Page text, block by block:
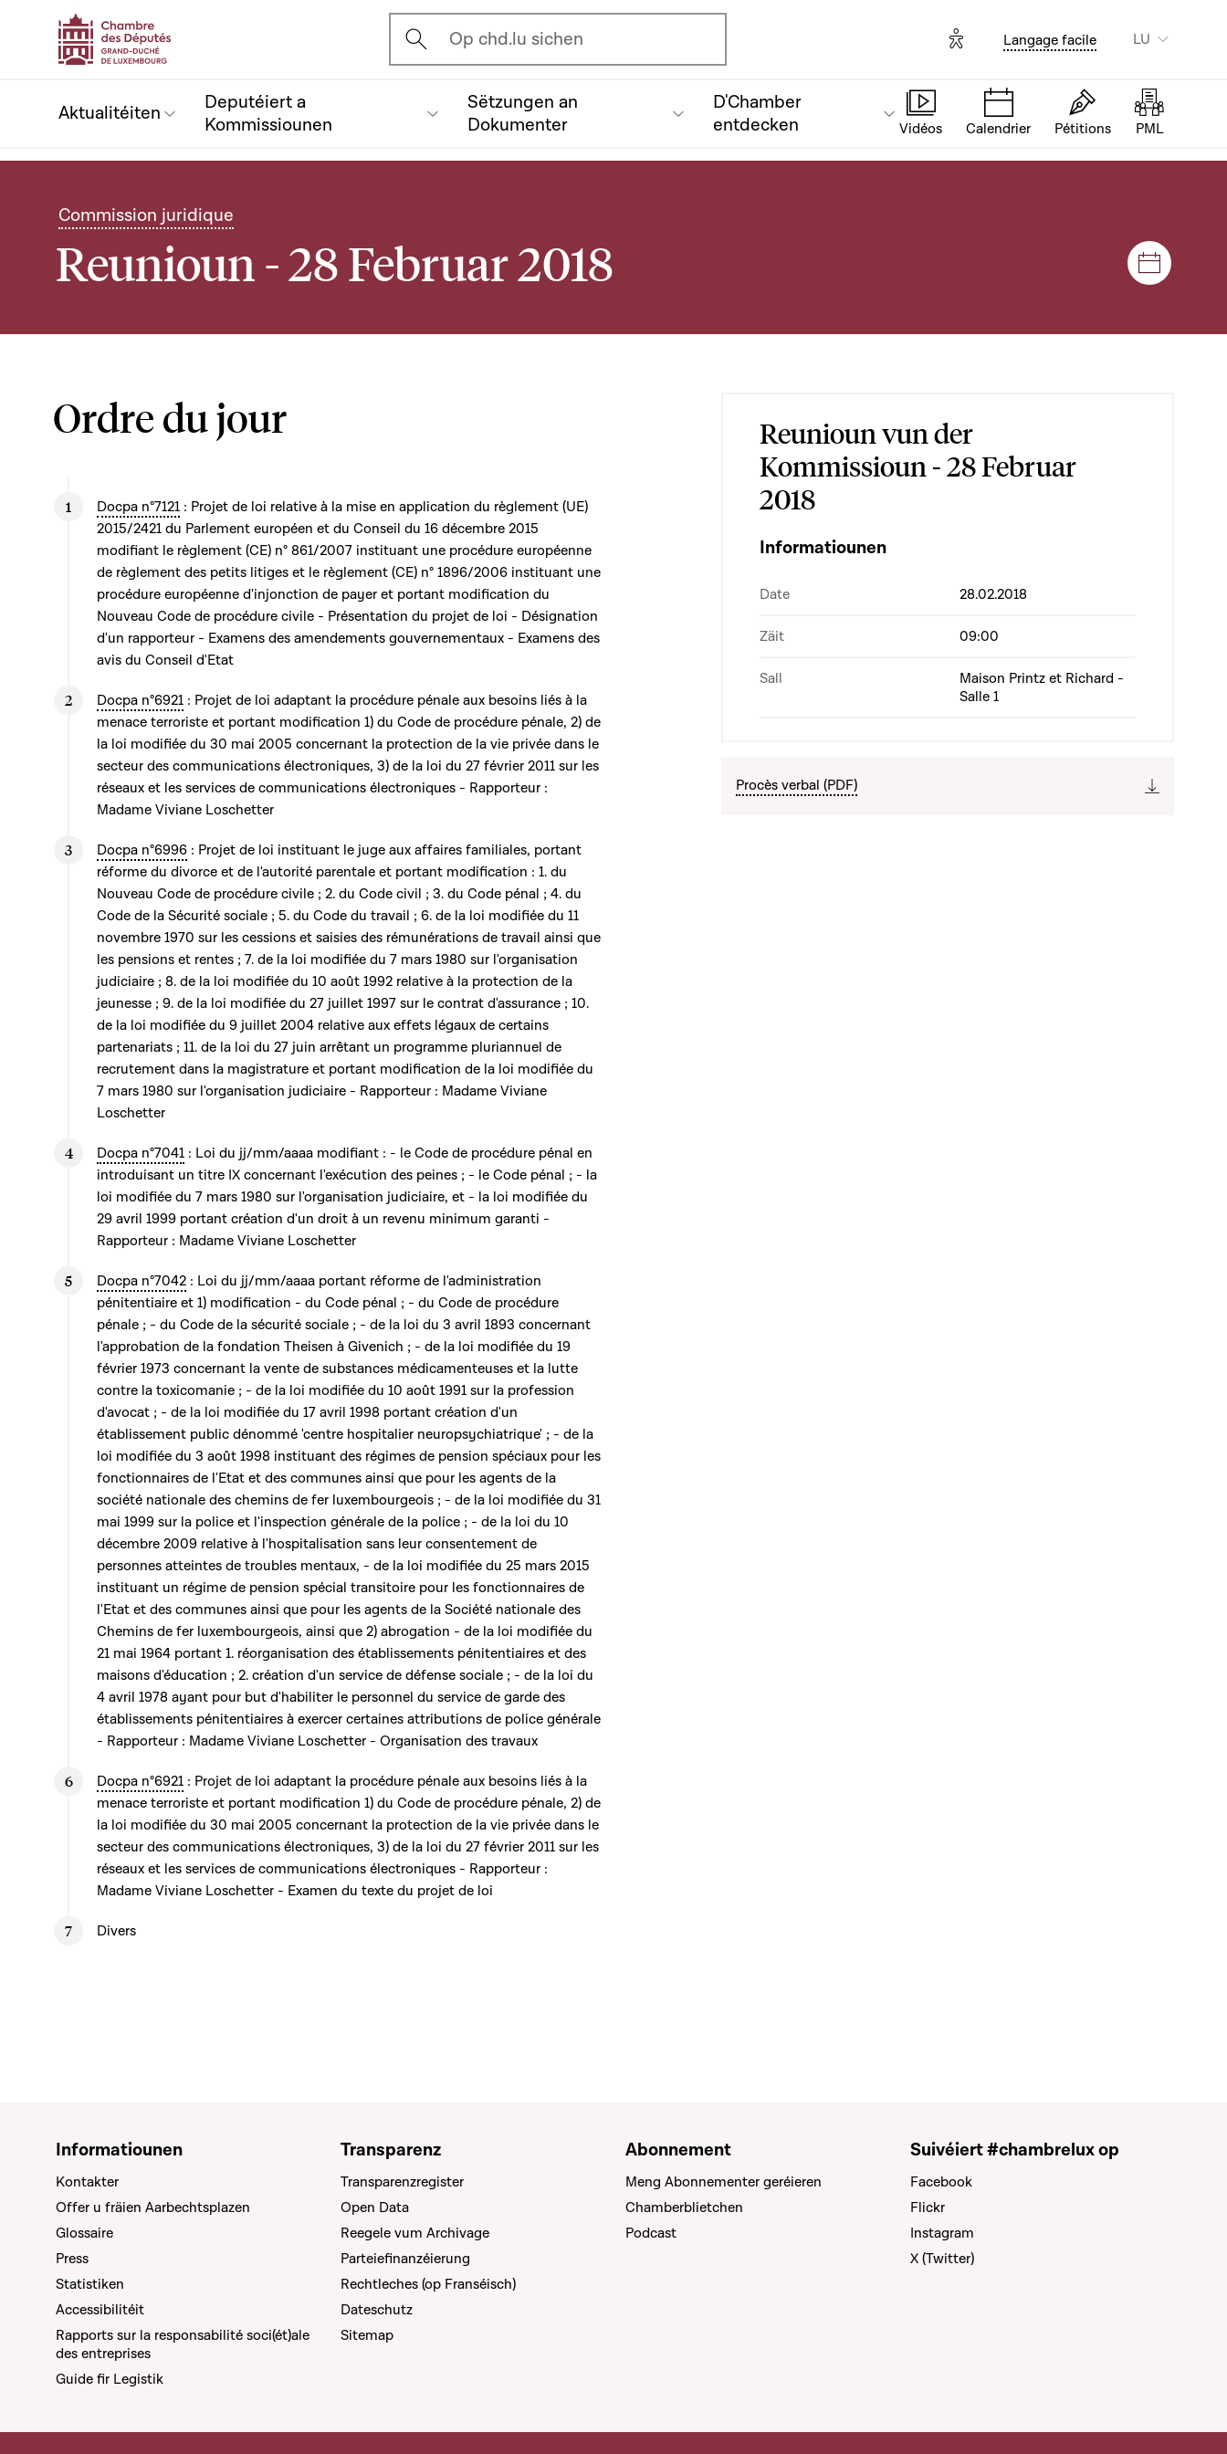
Ouvrir l'écran de recherche
Op chd.lu sichen Options d'accessibilité
Langage facile LU
Aktualitéiten
Deputéiert a
Kommissiounen
Sëtzungen an
Dokumenter
D'Chamber
entdecken
Vidéos Calendrier Pétitions PML
Commission juridique
Reunioun - 28 Februar 2018
Ordre du jour
Docpa n°7121 : Projet de loi relative à la mise en application du règlement (UE)
2015/2421 du Parlement européen et du Conseil du 16 décembre 2015
modifiant le règlement (CE) n° 861/2007 instituant une procédure européenne
de règlement des petits litiges et le règlement (CE) n° 1896/2006 instituant une
procédure européenne d'injonction de payer et portant modification du
Nouveau Code de procédure civile - Présentation du projet de loi - Désignation
d'un rapporteur - Examens des amendements gouvernementaux - Examens des
avis du Conseil d'Etat
Docpa n°6921 : Projet de loi adaptant la procédure pénale aux besoins liés à la
menace terroriste et portant modification 1) du Code de procédure pénale, 2) de
la loi modifiée du 30 mai 2005 concernant la protection de la vie privée dans le
secteur des communications électroniques, 3) de la loi du 27 février 2011 sur les
réseaux et les services de communications électroniques - Rapporteur :
Madame Viviane Loschetter
Docpa n°6996 : Projet de loi instituant le juge aux affaires familiales, portant
réforme du divorce et de l'autorité parentale et portant modification : 1. du
Nouveau Code de procédure civile ; 2. du Code civil ; 3. du Code pénal ; 4. du
Code de la Sécurité sociale ; 5. du Code du travail ; 6. de la loi modifiée du 11
novembre 1970 sur les cessions et saisies des rémunérations de travail ainsi que
les pensions et rentes ; 7. de la loi modifiée du 7 mars 1980 sur l'organisation
judiciaire ; 8. de la loi modifiée du 10 août 1992 relative à la protection de la
jeunesse ; 9. de la loi modifiée du 27 juillet 1997 sur le contrat d'assurance ; 10.
de la loi modifiée du 9 juillet 2004 relative aux effets légaux de certains
partenariats ; 11. de la loi du 27 juin arrêtant un programme pluriannuel de
recrutement dans la magistrature et portant modification de la loi modifiée du
7 mars 1980 sur l'organisation judiciaire - Rapporteur : Madame Viviane
Loschetter
Docpa n°7041 : Loi du jj/mm/aaaa modifiant : - le Code de procédure pénal en
introduisant un titre IX concernant l'exécution des peines ; - le Code pénal ; - la
loi modifiée du 7 mars 1980 sur l'organisation judiciaire, et - la loi modifiée du
29 avril 1999 portant création d'un droit à un revenu minimum garanti -
Rapporteur : Madame Viviane Loschetter
Docpa n°7042 : Loi du jj/mm/aaaa portant réforme de l'administration
pénitentiaire et 1) modification - du Code pénal ; - du Code de procédure
pénale ; - du Code de la sécurité sociale ; - de la loi du 3 avril 1893 concernant
l'approbation de la fondation Theisen à Givenich ; - de la loi modifiée du 19
février 1973 concernant la vente de substances médicamenteuses et la lutte
contre la toxicomanie ; - de la loi modifiée du 10 août 1991 sur la profession
d'avocat ; - de la loi modifiée du 17 avril 1998 portant création d'un
établissement public dénommé 'centre hospitalier neuropsychiatrique' ; - de la
loi modifiée du 3 août 1998 instituant des régimes de pension spéciaux pour les
fonctionnaires de l'Etat et des communes ainsi que pour les agents de la
société nationale des chemins de fer luxembourgeois ; - de la loi modifiée du 31
mai 1999 sur la police et l'inspection générale de la police ; - de la loi du 10
décembre 2009 relative à l'hospitalisation sans leur consentement de
personnes atteintes de troubles mentaux, - de la loi modifiée du 25 mars 2015
instituant un régime de pension spécial transitoire pour les fonctionnaires de
l'Etat et des communes ainsi que pour les agents de la Société nationale des
Chemins de fer luxembourgeois, ainsi que 2) abrogation - de la loi modifiée du
21 mai 1964 portant 1. réorganisation des établissements pénitentiaires et des
maisons d'éducation ; 2. création d'un service de défense sociale ; - de la loi du
4 avril 1978 ayant pour but d'habiliter le personnel du service de garde des
établissements pénitentiaires à exercer certaines attributions de police générale
- Rapporteur : Madame Viviane Loschetter - Organisation des travaux
Docpa n°6921 : Projet de loi adaptant la procédure pénale aux besoins liés à la
menace terroriste et portant modification 1) du Code de procédure pénale, 2) de
la loi modifiée du 30 mai 2005 concernant la protection de la vie privée dans le
secteur des communications électroniques, 3) de la loi du 27 février 2011 sur les
réseaux et les services de communications électroniques - Rapporteur :
Madame Viviane Loschetter - Examen du texte du projet de loi
Divers
Reunioun vun der
Kommissioun - 28 Februar
2018
Informatiounen
Date 28.02.2018
Zäit 09:00
Sall
Maison Printz et Richard -
Salle 1
Procès verbal (PDF)
Informatiounen
Kontakter
Offer u fräien Aarbechtsplazen
Glossaire
Press
Statistiken
Accessibilitéit
Rapports sur la responsabilité soci(ét)ale
des entreprises
Guide fir Legistik
Transparenz
Transparenzregister
Open Data
Reegele vum Archivage
Parteiefinanzéierung
Rechtleches (op Franséisch)
Dateschutz
Sitemap
Abonnement
Meng Abonnementer geréieren
Chamberblietchen
Podcast
Suivéiert #chambrelux op
Facebook
Flickr
Instagram
X (Twitter)